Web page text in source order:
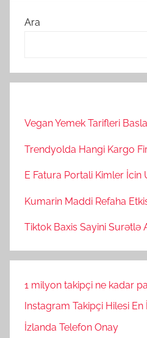
Ara
Vegan Yemek Tarifleri
Trendyolda Hangi Kargo
E Fatura Portali Kimler İcin
Kumarin Maddi Refaha
Tiktok Baxis Sayini Surətlə
1 milyon takipçi ne kadar
Instagram Takipçi Hilesi En
İzlanda Telefon Onay